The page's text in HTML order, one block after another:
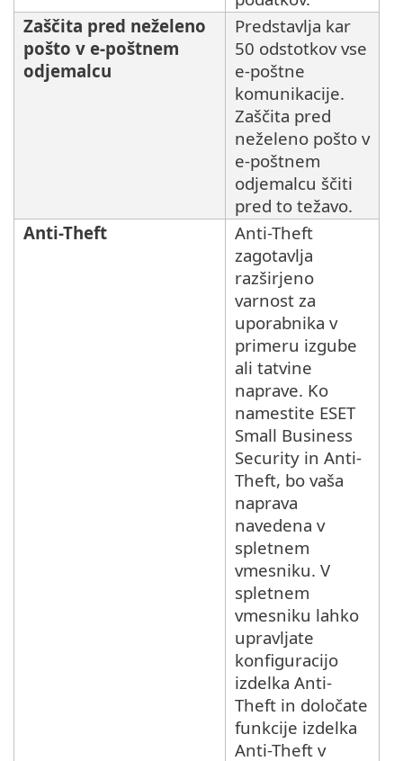
Zaščita pred neželeno
pošto v e-poštnem
odjemalcu
Predstavlja kar
50 odstotkov vse
e-poštne
komunikacije.
Zaščita pred
neželeno pošto v
e-poštnem
odjemalcu ščiti
pred to težavo.
Anti-Theft
Anti-Theft
zagotavlja
razširjeno
varnost za
uporabnika v
primeru izgube
ali tatvine
naprave. Ko
namestite ESET
Small Business
Security in Anti-
Theft, bo vaša
naprava
navedena v
spletnem
vmesniku. V
spletnem
vmesniku lahko
upravljate
konfiguracijo
izdelka Anti-
Theft in določate
funkcije izdelka
Anti-Theft v